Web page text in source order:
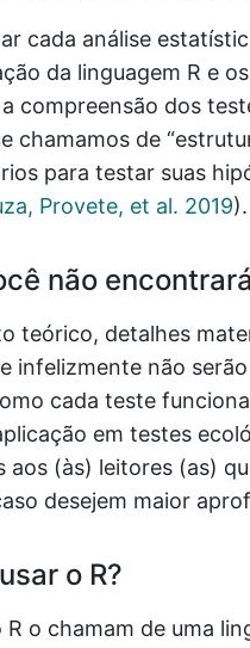
cada análise
da linguagem R e
compreensão dos
chamamos de
para testar suas
Provete, et al. 2019).
não
teórico, detalhes
infelizmente não
cada teste
em testes
aos (às) leitores (as)
desejem maior
o R?
R o chamam de uma